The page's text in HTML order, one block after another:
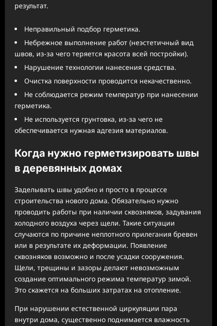
результат.
Неправильный подбор герметика.
Небрежное выполнение работ (неэстетичный вид
швов, из-за чего теряется красота всей постройки).
Нарушение технологии нанесения средства.
Очистка поверхности проводится некачественно.
Не соблюдается режим температур при нанесении
герметика.
Не используется грунтовка, из-за чего не
обеспечивается нужная адгезия материалов.
Когда нужно герметизировать швы
в деревянных домах
Заделывать швы удобно и просто в процессе
строительства нового дома. Обязательно нужно
проводить работы при наличии сквозняков, задувания
холодного воздуха через щели. Такие ситуации
случаются по причине неплотного прилегания бревен
или в результате их деформации. Появление
сквозняков возможно и после усадки сооружения.
Щели, трещины и зазоры делают невозможным
создание оптимального режима температур зимой.
Это скажется на больших затратах на отопление.
При нарушении естественной циркуляции пара
внутри дома, существенно поднимается влажность